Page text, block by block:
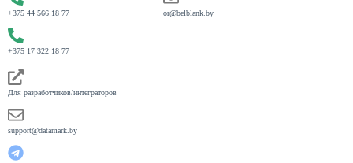
+375 44 566 18 77
+375 17 322 18 77
Для разработчиков/интеграторов
support@datamark.by
or@belblank.by